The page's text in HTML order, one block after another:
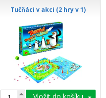
Tučňáci v akci (2 hry v 1)